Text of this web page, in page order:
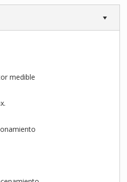
medible